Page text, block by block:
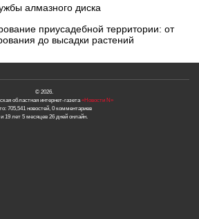
алмазного диска
приусадебной территории: от
до высадки растений
© 2026.
областная интернет-газета«Новости N»
705,541 новостей, 0 комментариев
и 19 лет 5 месяцев 26 дней онлайн.